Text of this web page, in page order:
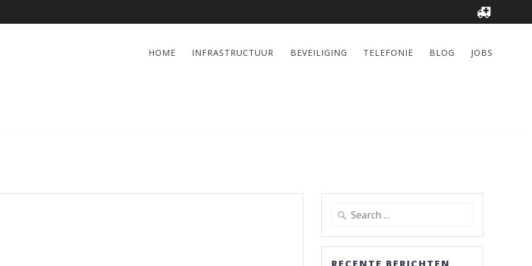
HOME INFRASTRUCTUUR BEVEILIGING TELEFONIE BLOG JOBS
Search